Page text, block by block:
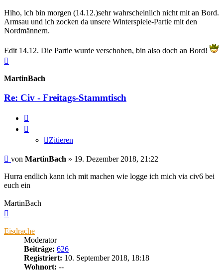
Hiho, ich bin morgen (14.12.)sehr wahrscheinlich nicht mit an Bord.
Armsau und ich zocken da unsere Winterspiele-Partie mit den
Nordmännern.
Edit 14.12. Die Partie wurde verschoben, bin also doch an Bord!
MartinBach
Re: Civ - Freitags-Stammtisch
Zitieren
Beitrag
von MartinBach » 19. Dezember 2018, 21:22
Hurra endlich kann ich mit machen wie logge ich mich via civ6 bei
euch ein
MartinBach
Eisdrache
Moderator
Beiträge: 626
Registriert: 10. September 2018, 18:18
Wohnort: --